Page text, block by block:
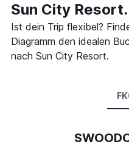
Sun City Resort.
Ist dein Trip flexibel?
Diagramm den idealen
nach Sun City Resort.